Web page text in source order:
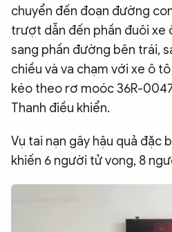
ĐA PHƯƠNG TIỆN
eMagazine
Video
Infographic
Chuyên đề
chuyển đến đoạn đường
trượt dẫn đến phần đuôi xe
sang phần đường bên trái,
chiều và va chạm với xe ô
kéo theo rơ moóc 36R-
Thanh điều khiển.
Vụ tai nạn gây hậu quả đặc
khiến 6 người tử vong, 8